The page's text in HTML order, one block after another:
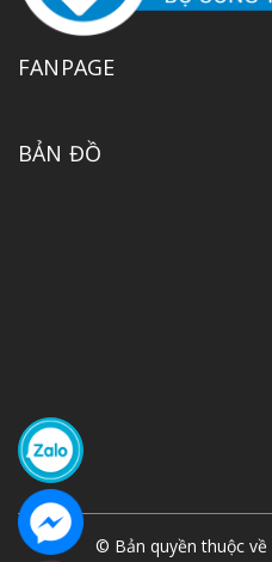
FANPAGE
BẢN ĐỒ
© Bản quyền thuộc về